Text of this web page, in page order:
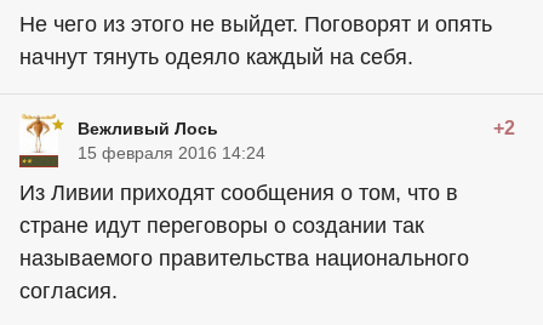
Не чего из этого не выйдет. Поговорят и опять
начнут тянуть одеяло каждый на себя.
Вежливый Лось +2
15 февраля 2016 14:24
Из Ливии приходят сообщения о том, что в
стране идут переговоры о создании так
называемого правительства национального
согласия.